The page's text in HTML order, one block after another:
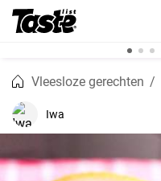
Vleesloze gerechten
Iwa